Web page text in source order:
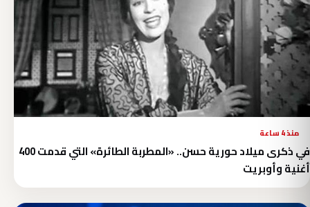
منذ 4 ساعة
في ذكرى ميلاد حورية حسن.. «المطربة الطائرة» التي قدمت 400
أغنية وأوبريت